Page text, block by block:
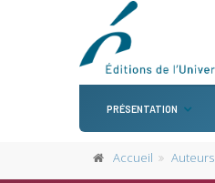
PRÉSENTATION
Accueil Auteurs